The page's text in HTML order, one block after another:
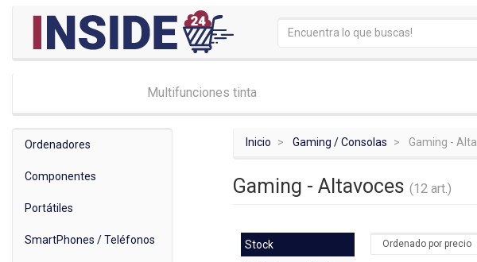
Multifunciones tinta
Ordenadores
Componentes
Portátiles
SmartPhones / Teléfonos
Inicio Gaming / Consolas Gaming -
Gaming - Altavoces (12 art.)
Stock